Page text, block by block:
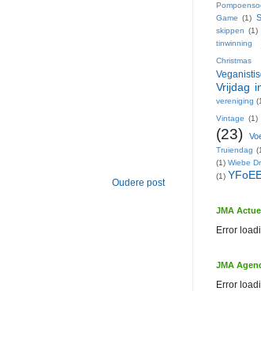
Oudere post
Game (1)
skippen (1)
tinwinning
Christmas
Vrijdag
vereniging
Vintage (1)
(23)
Truiendag
(1) Wiebe
(1)
JMA
Error
JMA
Error